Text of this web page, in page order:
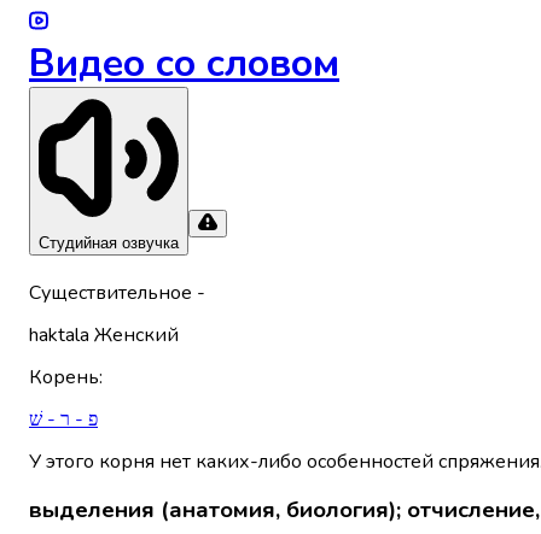
Видео со словом
Студийная озвучка
Существительное -
haktala Женский
Корень:
פ - ר - שׁ
У этого корня нет каких-либо особенностей
выделения (анатомия, биология);